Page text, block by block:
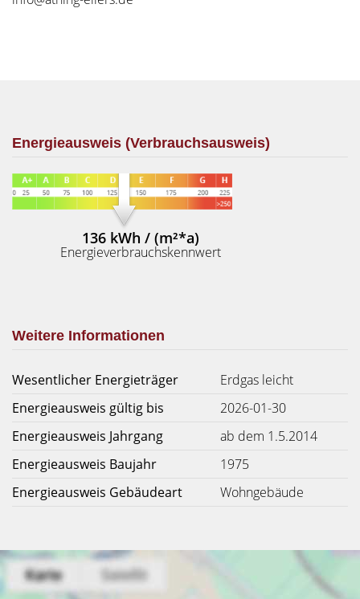
Energieausweis (Verbrauchsausweis)
136 kWh / (m²*a)
Energieverbrauchskennwert
Weitere Informationen
Wesentlicher Energieträger
Erdgas leicht
Energieausweis gültig bis
2026-01-30
Energieausweis Jahrgang
ab dem 1.5.2014
Energieausweis Baujahr
1975
Energieausweis Gebäudeart
Wohngebäude